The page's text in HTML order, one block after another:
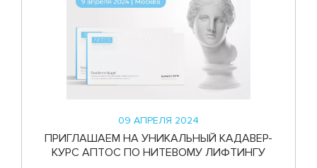
09 АПРЕЛЯ 2024
ПРИГЛАШАЕМ НА УНИКАЛЬНЫЙ КАДАВЕР-
КУРС АПТОС ПО НИТЕВОМУ ЛИФТИНГУ